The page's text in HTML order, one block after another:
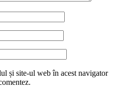
și site-ul web în acest navigator